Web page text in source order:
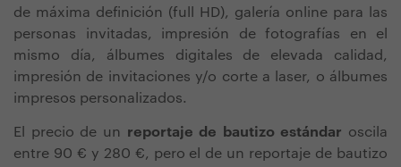
de máxima definición (full HD), galería online para las
personas invitadas, impresión de fotografías en el
mismo día, álbumes digitales de elevada calidad,
impresión de invitaciones y/o corte a laser, o álbumes
impresos personalizados.
El precio de un reportaje de bautizo estándar oscila
entre 90 € y 280 €, pero el de un reportaje de bautizo